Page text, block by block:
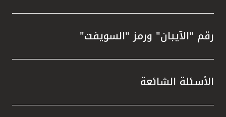
رقم "الآيبان" ورمز "السويفت"
الأسئلة الشائعة